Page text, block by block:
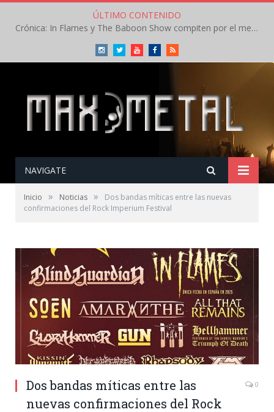
ÚLTIMO CONTENIDO
Crónica: In Flames y The Baboon Show compiten por el mejor concierto del día en el Leyendas del Rock – Viernes – Agosto 2026
InstagramTwitterYoutubeFacebookRSS
NAVIGATE
Inicio » Noticias »
Dos bandas míticas entre las nuevas
confirmaciones del Rock Imperium Festival
Dos bandas míticas entre las
nuevas confirmaciones del Rock
0